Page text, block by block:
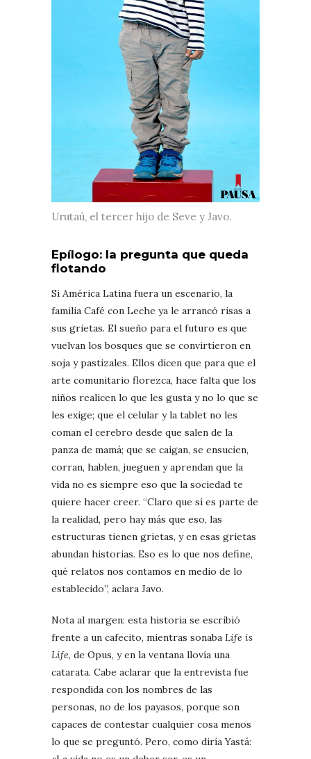
Urutaú, el tercer hijo de Seve y Javo.
Epílogo: la pregunta que queda
flotando
Si América Latina fuera un escenario, la
familia Café con Leche ya le arrancó risas a
sus grietas. El sueño para el futuro es que
vuelvan los bosques que se convirtieron en
soja y pastizales. Ellos dicen que para que el
arte comunitario florezca, hace falta que los
niños realicen lo que les gusta y no lo que se
les exige; que el celular y la tablet no les
coman el cerebro desde que salen de la
panza de mamá; que se caigan, se ensucien,
corran, hablen, jueguen y aprendan que la
vida no es siempre eso que la sociedad te
quiere hacer creer. “Claro que sí es parte de
la realidad, pero hay más que eso, las
estructuras tienen grietas, y en esas grietas
abundan historias. Eso es lo que nos define,
qué relatos nos contamos en medio de lo
establecido”, aclara Javo.
Nota al margen: esta historia se escribió
frente a un cafecito, mientras sonaba Life is
Life, de Opus, y en la ventana llovía una
catarata. Cabe aclarar que la entrevista fue
respondida con los nombres de las
personas, no de los payasos, porque son
capaces de contestar cualquier cosa menos
lo que se preguntó. Pero, como diría Yastá: